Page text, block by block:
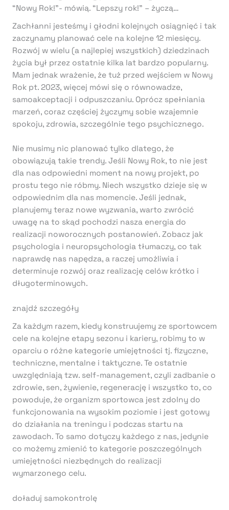
“Nowy Rok!”- mówią. “Lepszy rok!” – życzą…
Zachłanni jesteśmy i głodni kolejnych osiągnięć i tak
zaczynamy planować cele na kolejne 12 miesięcy.
Rozwój w wielu (a najlepiej wszystkich) dziedzinach
życia był przez ostatnie kilka lat bardzo popularny.
Mam jednak wrażenie, że tuż przed wejściem w Nowy
Rok pt. 2023, więcej mówi się o równowadze,
samoakceptacji i odpuszczaniu. Oprócz spełniania
marzeń, coraz częściej życzymy sobie wzajemnie
spokoju, zdrowia, szczególnie tego psychicznego.
Nie musimy nic planować tylko dlatego, że
obowiązują takie trendy. Jeśli Nowy Rok, to nie jest
dla nas odpowiedni moment na nowy projekt, po
prostu tego nie róbmy. Niech wszystko dzieje się w
odpowiednim dla nas momencie. Jeśli jednak,
planujemy teraz nowe wyzwania, warto zwrócić
uwagę na to skąd pochodzi nasza energia do
realizacji noworocznych postanowień. Zobacz jak
psychologia i neuropsychologia tłumaczy, co tak
naprawdę nas napędza, a raczej umożliwia i
determinuje rozwój oraz realizację celów krótko i
długoterminowych.
znajdź szczegóły
Za każdym razem, kiedy konstruujemy ze sportowcem
cele na kolejne etapy sezonu i kariery, robimy to w
oparciu o różne kategorie umiejętności tj. fizyczne,
techniczne, mentalne i taktyczne. Te ostatnie
uwzględniają tzw. self-management, czyli zadbanie o
zdrowie, sen, żywienie, regenerację i wszystko to, co
powoduje, że organizm sportowca jest zdolny do
funkcjonowania na wysokim poziomie i jest gotowy
do działania na treningu i podczas startu na
zawodach. To samo dotyczy każdego z nas, jedynie
co możemy zmienić to kategorie poszczególnych
umiejętności niezbędnych do realizacji
wymarzonego celu.
doładuj samokontrolę